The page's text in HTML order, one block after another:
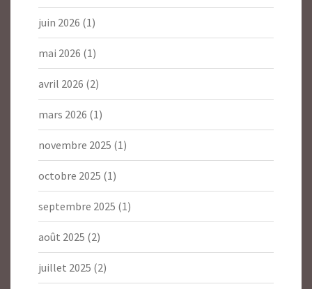
juin 2026 (1)
mai 2026 (1)
avril 2026 (2)
mars 2026 (1)
novembre 2025 (1)
octobre 2025 (1)
septembre 2025 (1)
août 2025 (2)
juillet 2025 (2)